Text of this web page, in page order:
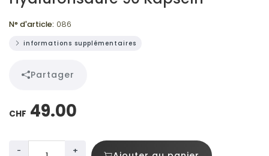
N° d'article: 086
informations supplémentaires
Partager
CHF 49.00
- +